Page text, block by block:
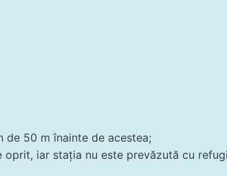
50 m înainte de acestea;
iar staţia nu este prevăzută cu